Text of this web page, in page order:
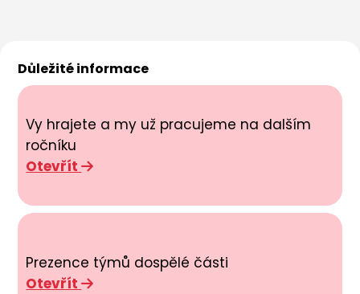
Důležité informace
Vy hrajete a my už pracujeme na dalším
ročníku
Otevřít
Prezence týmů dospělé části
Otevřít